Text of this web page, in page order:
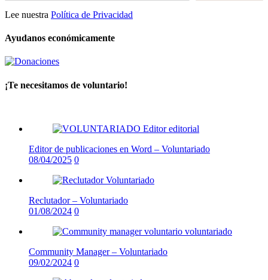
Lee nuestra Política de Privacidad
Ayudanos económicamente
¡Te necesitamos de voluntario!
Editor de publicaciones en Word – Voluntariado
08/04/2025 0
Reclutador – Voluntariado
01/08/2024 0
Community Manager – Voluntariado
09/02/2024 0